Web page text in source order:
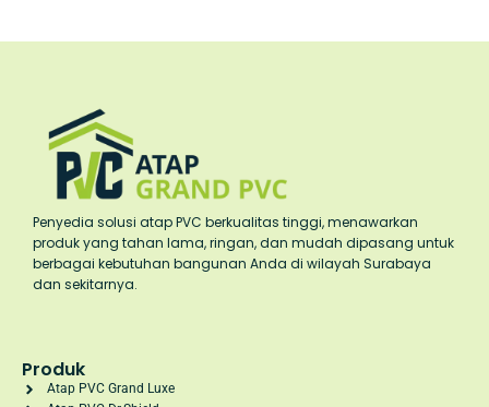
Penyedia solusi atap PVC berkualitas tinggi, menawarkan
produk yang tahan lama, ringan, dan mudah dipasang untuk
berbagai kebutuhan bangunan Anda di wilayah Surabaya
dan sekitarnya.
Produk
Atap PVC Grand Luxe